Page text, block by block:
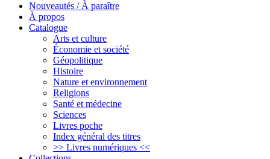
Nouveautés / À paraître
À propos
Catalogue
Arts et culture
Économie et société
Géopolitique
Histoire
Nature et environnement
Religions
Santé et médecine
Sciences
Livres poche
Index général des titres
>> Livres numériques <<